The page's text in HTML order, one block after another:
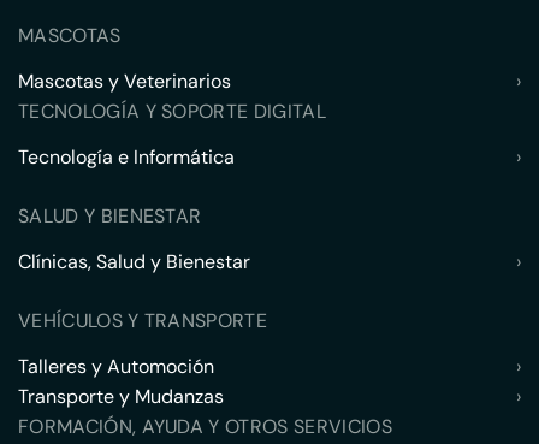
MASCOTAS
Mascotas y Veterinarios
›
TECNOLOGÍA Y SOPORTE DIGITAL
Tecnología e Informática
›
SALUD Y BIENESTAR
Clínicas, Salud y Bienestar
›
VEHÍCULOS Y TRANSPORTE
Talleres y Automoción
›
Transporte y Mudanzas
›
FORMACIÓN, AYUDA Y OTROS SERVICIOS